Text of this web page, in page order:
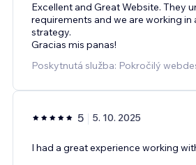
Excellent and Great Website. They
requirements and we are working in
strategy.
Gracias mis panas!
Poskytnutá služba: Pokročilý
5 5. 10. 2025
I had a great experience working